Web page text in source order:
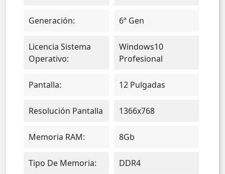
Generación: 6ª Gen
Licencia Sistema
Operativo:
Windows10
Profesional
Pantalla: 12 Pulgadas
Resolución Pantalla 1366x768
Memoria RAM: 8Gb
Tipo De Memoria: DDR4